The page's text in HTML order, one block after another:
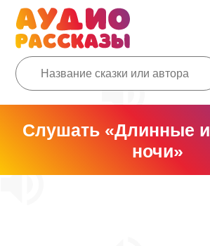
Слушать «Длинные и
ночи»